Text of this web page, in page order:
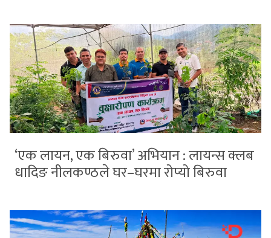
‘एक लायन, एक बिरुवा’ अभियान : लायन्स क्लब
धादिङ नीलकण्ठले घर–घरमा रोप्यो बिरुवा